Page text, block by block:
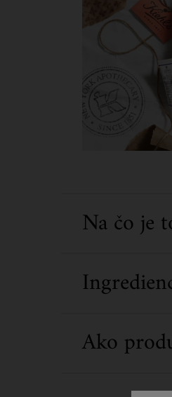
Na čo je
Ako